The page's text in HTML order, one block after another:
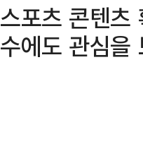
스포츠 콘텐츠
수에도 관심을